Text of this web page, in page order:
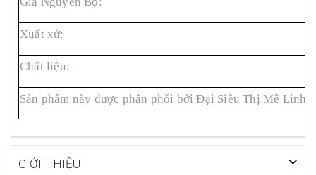
Xuất xứ:
Chất liệu:
Sản phẩm này được phân phối bởi Đại Siêu Thị Mê Linh
GIỚI THIỆU